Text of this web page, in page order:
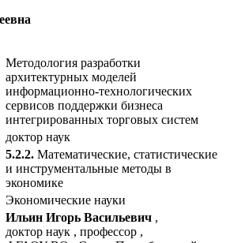
Методология разработки
архитектурных моделей
информационно-технологических
сервисов поддержки бизнеса
интегрированных торговых систем
доктор наук
5.2.2. Математические, статистические
и инструментальные методы в
экономике
Экономические науки
Ильин Игорь Васильевич ,
доктор наук , профессор ,